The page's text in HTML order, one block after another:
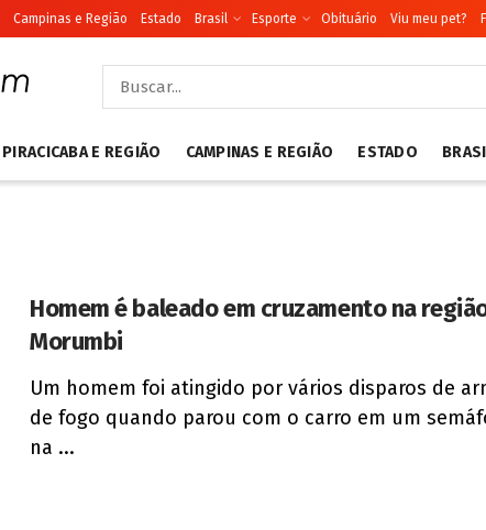
Campinas e Região Estado Brasil Esporte Obituário Viu meu pet?
PIRACICABA E REGIÃO CAMPINAS E REGIÃO ESTADO
Homem é baleado em cruzamento na
Morumbi
Um homem foi atingido por vários disparos de
de fogo quando parou com o carro em um
na ...